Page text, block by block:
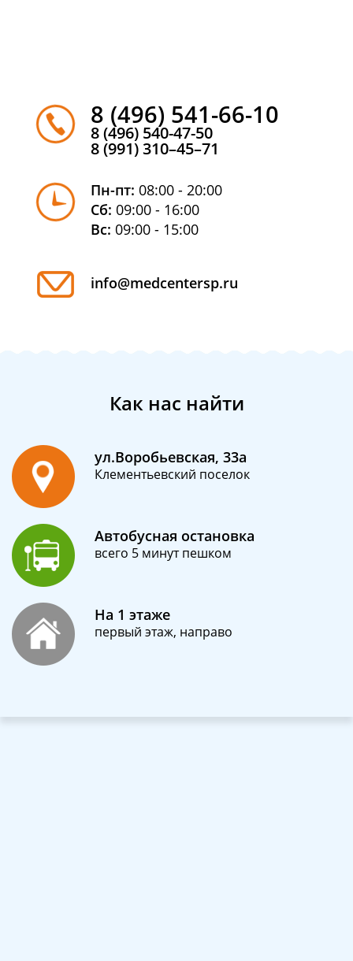
8 (496) 541-66-10
8 (496) 540-47-50
8 (991) 310–45–71
Пн-пт: 08:00 - 20:00
Сб: 09:00 - 16:00
Вс: 09:00 - 15:00
info@medcentersp.ru
Как нас найти
ул.Воробьевская, 33а
Клементьевский поселок
Автобусная остановка
всего 5 минут пешком
На 1 этаже
первый этаж, направо